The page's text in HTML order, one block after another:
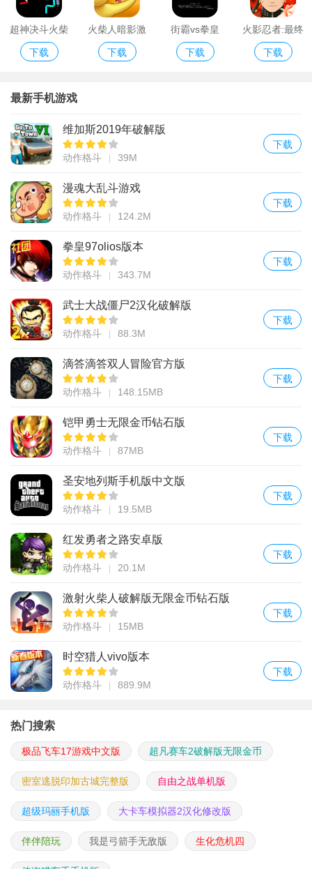
超神决斗火柴
人
下载
火柴人暗影激
斗无限金币版
下载
街霸vs拳皇
下载
火影忍者:最终
对决游戏下载
下载
最新手机游戏
维加斯2019年破解版
动作格斗 39M
下载
漫魂大乱斗游戏
动作格斗 124.2M
下载
拳皇97olios版本
动作格斗 343.7M
下载
武士大战僵尸2汉化破解版
动作格斗 88.3M
下载
滴答滴答双人冒险官方版
动作格斗 148.15MB
下载
铠甲勇士无限金币钻石版
动作格斗 87MB
下载
圣安地列斯手机版中文版
动作格斗 19.5MB
下载
红发勇者之路安卓版
动作格斗 20.1M
下载
激射火柴人破解版无限金币钻石版
动作格斗 15MB
下载
时空猎人vivo版本
动作格斗 889.9M
下载
热门搜索
极品飞车17游戏中文版 超凡赛车2破解版无限金币
密室逃脱印加古城完整版 自由之战单机版
超级玛丽手机版 大卡车模拟器2汉化修改版
伴伴陪玩 我是弓箭手无敌版 生化危机四